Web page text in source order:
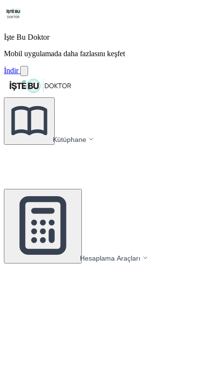
İşte Bu Doktor
Mobil uygulamada daha fazlasını keşfet
İndir
Kütüphane
Hesaplama Araçları